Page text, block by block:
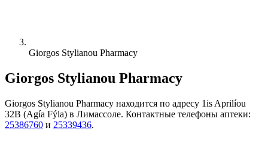
Giorgos Stylianou Pharmacy
Giorgos Stylianou Pharmacy
Giorgos Stylianou Pharmacy находится по адресу 1is Aprilíou
32B (Agía Fýla) в Лимассоле. Контактные телефоны аптеки:
25386760 и 25339436.